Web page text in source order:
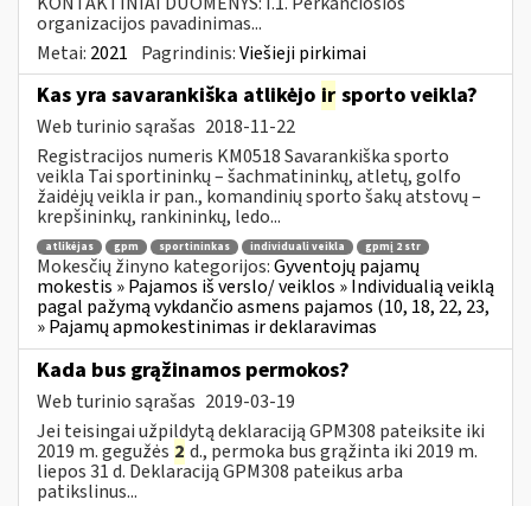
organizacijos pavadinimas...
Metai: 2021 Pagrindinis:Viešieji pirkimai
Kas yra savarankiška atlikėjo ir sporto veikla?
Web turinio sąrašas 2018-11-22
Registracijos numeris KM0518 Savarankiška sporto
veikla Tai sportininkų – šachmatininkų, atletų, golfo
žaidėjų veikla ir pan., komandinių sporto šakų atstovų –
krepšininkų, rankininkų, ledo...
atlikėjas gpm sportininkas individuali veikla gpmį 2 str
Mokesčių žinyno kategorijos:Gyventojų pajamų
mokestis » Pajamos iš verslo/ veiklos » Individualią veiklą
pagal pažymą vykdančio asmens pajamos (10, 18, 22, 23,
» Pajamų apmokestinimas ir deklaravimas
Kada bus grąžinamos permokos?
Web turinio sąrašas 2019-03-19
Jei teisingai užpildytą deklaraciją GPM308 pateiksite iki
2019 m. gegužės 2 d., permoka bus grąžinta iki 2019 m.
liepos 31 d. Deklaraciją GPM308 pateikus arba
patikslinus...